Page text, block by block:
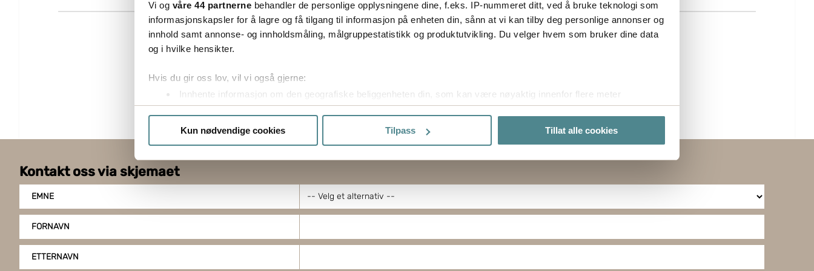
Vi og våre 44 partnerne behandler de personlige opplysningene dine, f.eks. IP-nummeret ditt, ved å bruke teknologi som
informasjonskapsler for å lagre og få tilgang til informasjon på enheten din, sånn at vi kan tilby deg personlige annonser og
innhold samt annonse- og innholdsmåling, målgruppestatistikk og produktutvikling. Du velger hvem som bruker dine data
og i hvilke hensikter.
Hvis du gir oss lov, vil vi også gjerne:
Innhente informasjon om den geografiske beliggenheten din, som kan være nøyaktig innenfor flere meter
Identifisere enheten din ved å aktivt skanne den for bestemte karakteristikker (fingeravtrykk)
mer info kan du lese om hvordan dine personlige data behandles og hvordan du kan velge hvordan de skal brukes.
Boxon benytter cookies for å optimalisere nettstedet og for å forbedre besøket ditt. Ved å tillate cookies på nettstedet vårt,
gir du ditt samtykke til å bruke cookies. Du kan også administrere innstillingene dine ved å klikke på "Tilpass".
Kun nødvendige cookies Tilpass Tillat alle cookies
Kontakt oss via skjemaet
EMNE
FORNAVN
ETTERNAVN